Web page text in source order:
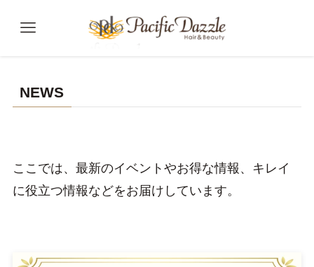
NEWS
ここでは、最新のイベントやお得な情報、キレイ
に役立つ情報などをお届けしています。